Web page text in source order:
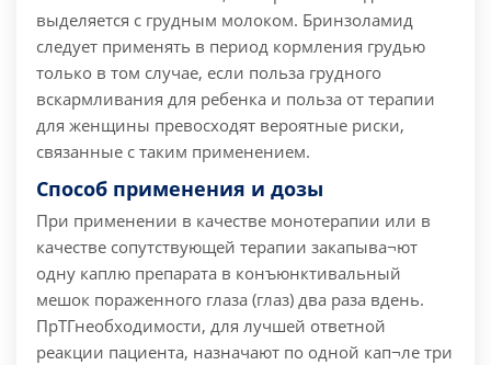
выделяется с грудным молоком. Бринзоламид
следует применять в период кормления грудью
только в том случае, если польза грудного
вскармливания для ребенка и польза от терапии
для женщины превосходят вероятные риски,
связанные с таким применением.
Способ применения и дозы
При применении в качестве монотерапии или в
качестве сопутствующей терапии закапыва¬ют
одну каплю препарата в конъюнктивальный
мешок пораженного глаза (глаз) два раза вдень.
ПрТГнеобходимости, для лучшей ответной
реакции пациента, назначают по одной кап¬ле три